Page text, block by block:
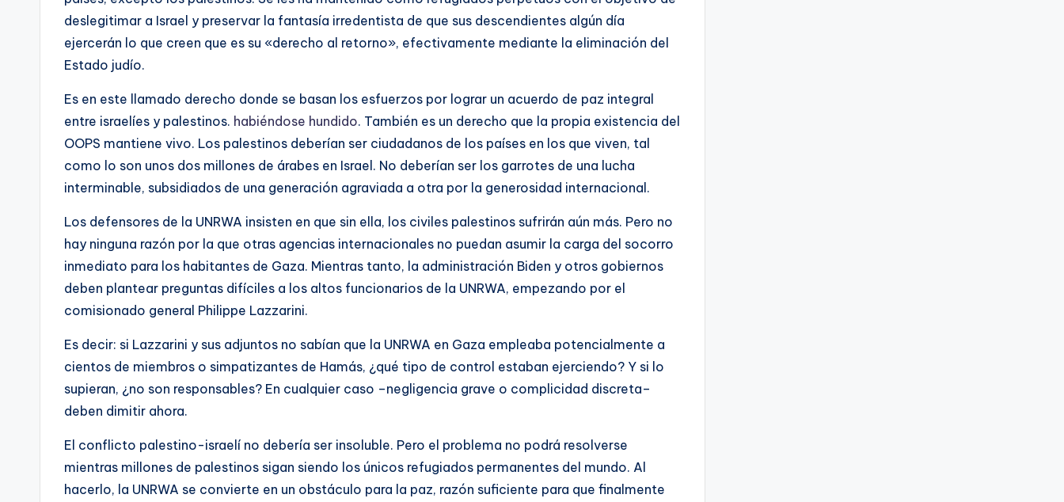
deslegitimar a Israel y preservar la fantasía irredentista de que sus descendientes algún día
ejercerán lo que creen que es su «derecho al retorno», efectivamente mediante la eliminación del
Estado judío.
Es en este llamado derecho donde se basan los esfuerzos por lograr un acuerdo de paz integral
entre israelíes y palestinos. habiéndose hundido. También es un derecho que la propia existencia del
OOPS mantiene vivo. Los palestinos deberían ser ciudadanos de los países en los que viven, tal
como lo son unos dos millones de árabes en Israel. No deberían ser los garrotes de una lucha
interminable, subsidiados de una generación agraviada a otra por la generosidad internacional.
Los defensores de la UNRWA insisten en que sin ella, los civiles palestinos sufrirán aún más. Pero no
hay ninguna razón por la que otras agencias internacionales no puedan asumir la carga del socorro
inmediato para los habitantes de Gaza. Mientras tanto, la administración Biden y otros gobiernos
deben plantear preguntas difíciles a los altos funcionarios de la UNRWA, empezando por el
comisionado general Philippe Lazzarini.
Es decir: si Lazzarini y sus adjuntos no sabían que la UNRWA en Gaza empleaba potencialmente a
cientos de miembros o simpatizantes de Hamás, ¿qué tipo de control estaban ejerciendo? Y si lo
supieran, ¿no son responsables? En cualquier caso –negligencia grave o complicidad discreta–
deben dimitir ahora.
El conflicto palestino-israelí no debería ser insoluble. Pero el problema no podrá resolverse
mientras millones de palestinos sigan siendo los únicos refugiados permanentes del mundo. Al
hacerlo, la UNRWA se convierte en un obstáculo para la paz, razón suficiente para que finalmente